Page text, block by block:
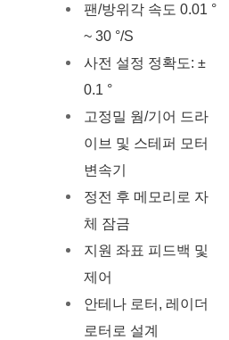
팬/방위각 속도 0.01 °
~ 30 °/S
사전 설정 정확도: ±
0.1 °
고정밀 웜/기어 드라
이브 및 스테퍼 모터
변속기
정전 후 메모리로 자
체 잠금
지원 좌표 피드백 및
제어
안테나 로터, 레이더
로터로 설계